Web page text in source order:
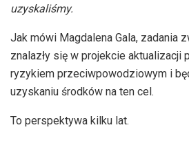
uzyskaliśmy.
Jak mówi Magdalena Gala, zadania
znalazły się w projekcie aktualizacji
ryzykiem przeciwpowodziowym i
uzyskaniu środków na ten cel.
To perspektywa kilku lat.